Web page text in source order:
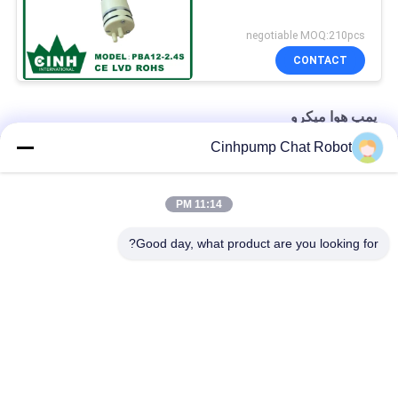
negotiable MOQ:210pcs
CONTACT
پمپ هوا میکرو
پمپ هوا میکرو پمپ بی صدا مینی برقی با طول عمر بالا
Cinhpump Chat Robot
11:14 PM
Good day, what product are you looking for?